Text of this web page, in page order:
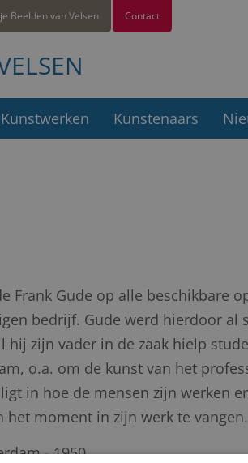
Contact
Beelden van Velsen
Kunstwerken Kunstenaars
Frank Gude op alle beschikbare
bedrijf. Gude werd hierdoor al
hij zijn vader in de zaak hielp
o.a. om de kunst van het
in hoe de mensen zijn werken
het moment in zijn werk te vangen.
- 1950